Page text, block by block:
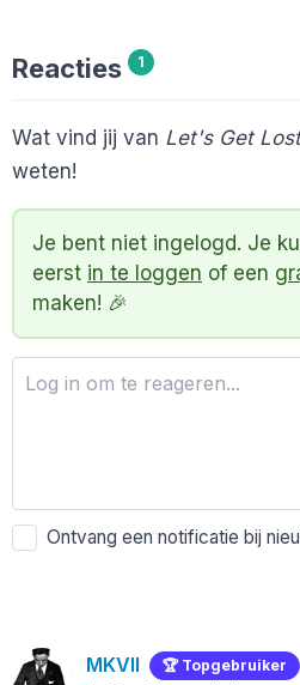
Reacties 1
Wat vind jij van Let's Get Lost
weten!
Je bent niet ingelogd. Je
eerst in te loggen of een
maken! 🎉
Ontvang een notificatie bij
MKVII 🏆 Topgebruiker